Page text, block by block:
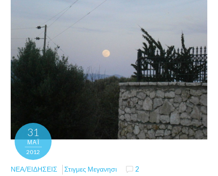
31
ΜΑΪ́
2012
ΝΈΑ/ΕΙΔΉΣΕΙΣ Στιγμες Μεγανησι 2